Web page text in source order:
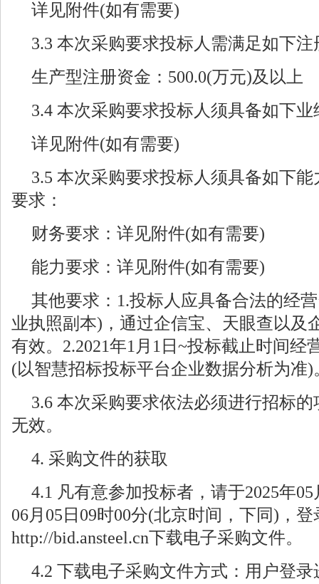
详见附件(如有需要)
3.3 本次采购要求投标人需满足如下
生产型注册资金：500.0(万元)及以上
3.4 本次采购要求投标人须具备如下业
详见附件(如有需要)
3.5 本次采购要求投标人须具备如下
要求：
财务要求：详见附件(如有需要)
能力要求：详见附件(如有需要)
其他要求：1.投标人应具备合法的经
业执照副本)，通过企信宝、天眼查以及
有效。2.2021年1月1日~投标截止时间经
(以智慧招标投标平台企业数据分析为准)
3.6 本次采购要求依法必须进行招标
无效。
4. 采购文件的获取
4.1 凡有意参加投标者，请于2025年05
06月05日09时00分(北京时间，下同)，
http://bid.ansteel.cn下载电子采购文件。
4.2 下载电子采购文件方式：用户登